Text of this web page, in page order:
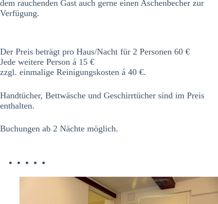
dem rauchenden Gast auch gerne einen Aschenbecher zur
Verfügung.
Der Preis beträgt pro Haus/Nacht für 2 Personen 60 €
Jede weitere Person á 15 €
zzgl. einmalige Reinigungskosten á 40 €.
Handtücher, Bettwäsche und Geschirrtücher sind im Preis
enthalten.
Buchungen ab 2 Nächte möglich.